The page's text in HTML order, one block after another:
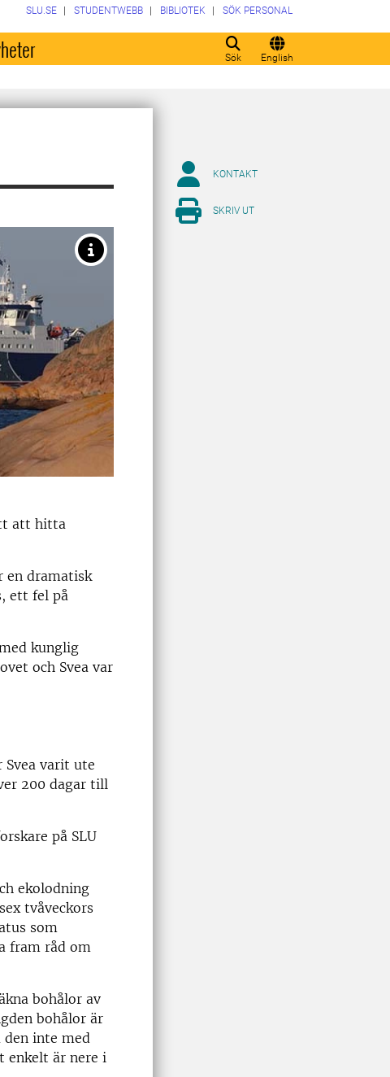
Sök English
SLU.SE STUDENTWEBB BIBLIOTEK SÖK PERSONAL
att hitta
en dramatisk
ett fel på
kunglig
och Svea var
Svea varit ute
200 dagar till
på SLU
ekolodning
tvåveckors
som
fram råd om
bohålor av
bohålor är
inte med
enkelt är nere i
KONTAKT
SKRIV UT